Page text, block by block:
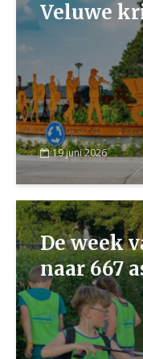
Veluwe
19 juni 2026
De week
naar 667